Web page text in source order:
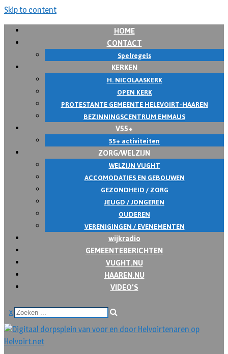
Skip to content
HOME
CONTACT
Spelregels
KERKEN
H. NICOLAASKERK
OPEN KERK
PROTESTANTE GEMEENTE HELEVOIRT-HAAREN
BEZINNINGSCENTRUM EMMAUS
V55+
55+ activiteiten
ZORG/WELZIJN
WELZIJN VUGHT
ACCOMODATIES EN GEBOUWEN
GEZONDHEID / ZORG
JEUGD / JONGEREN
OUDEREN
VERENIGINGEN / EVENEMENTEN
wijkradio
GEMEENTEBERICHTEN
VUGHT.NU
HAAREN.NU
VIDEO’S
x